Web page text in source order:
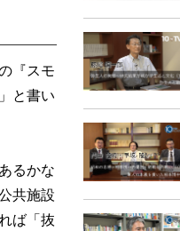
『スモ
と書い
るかな
共施設
ば「抜